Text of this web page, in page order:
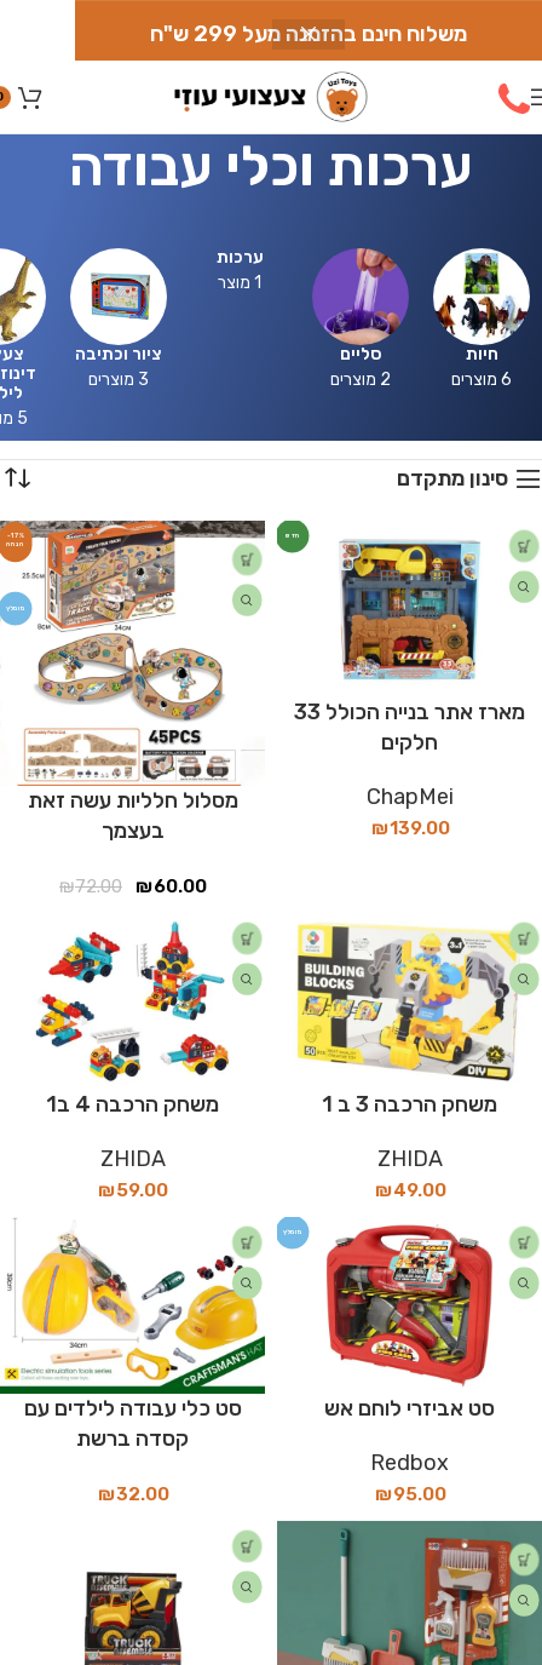
משלוח חינם בהזמנה מעל 299 ש"ח
ערכות וכלי עבודה
חיות
6 מוצרים
סליים
2 מוצרים
ערכות
1 מוצר
ציור וכתיבה
3 מוצרים
5 מוצרים
סינון מתקדם
חדש
מארז אתר בנייה הכולל 33
חלקים
ChapMei
₪139.00
-17%
מומלץ
מסלול חלליות עשה זאת
בעצמך
₪72.00 ₪60.00
משחק הרכבה 3 ב 1
ZHIDA
₪49.00
משחק הרכבה 4 ב1
ZHIDA
₪59.00
מומלץ
סט אביזרי לוחם אש
Redbox
₪95.00
סט כלי עבודה לילדים עם
קסדה ברשת
₪32.00